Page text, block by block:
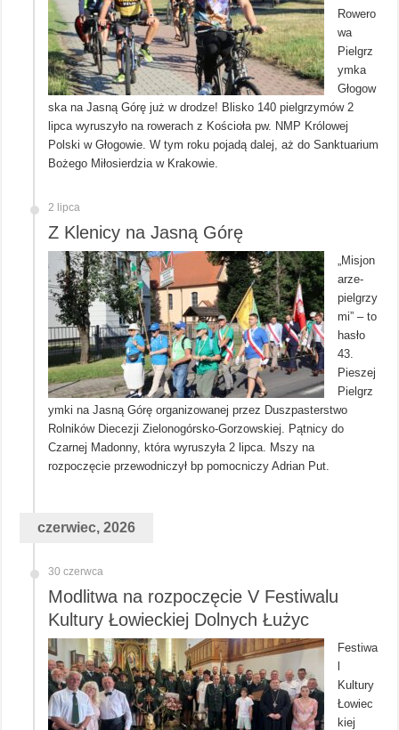
Rowero
wa
Pielgrz
ymka
Głogow
ska na Jasną Górę już w drodze! Blisko 140 pielgrzymów 2
lipca wyruszyło na rowerach z Kościoła pw. NMP Królowej
Polski w Głogowie. W tym roku pojadą dalej, aż do Sanktuarium
Bożego Miłosierdzia w Krakowie.
2 lipca
Z Klenicy na Jasną Górę
„Misjon
arze-
pielgrzy
mi” – to
hasło
43.
Pieszej
Pielgrz
ymki na Jasną Górę organizowanej przez Duszpasterstwo
Rolników Diecezji Zielonogórsko-Gorzowskiej. Pątnicy do
Czarnej Madonny, która wyruszyła 2 lipca. Mszy na
rozpoczęcie przewodniczył bp pomocniczy Adrian Put.
czerwiec, 2026
30 czerwca
Modlitwa na rozpoczęcie V Festiwalu
Kultury Łowieckiej Dolnych Łużyc
Festiwa
Kultury
Łowiec
kiej